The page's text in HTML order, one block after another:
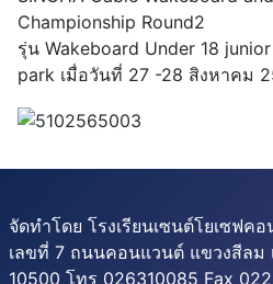
Championship Round2
รุ่น Wakeboard Under 18
park เมื่อวันที่ 27 -28 สิงหาคม
จัดทำโดย โรงเรียนเซนต์โยเซฟคอ
เลขที่ 7 ถนนคอนแวนต์ แขวงสีลม
10500 โทร 026310085 Fax